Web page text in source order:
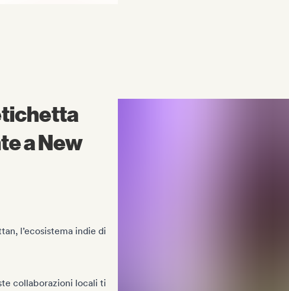
a New
l’ecosistema indie di
collaborazioni locali ti